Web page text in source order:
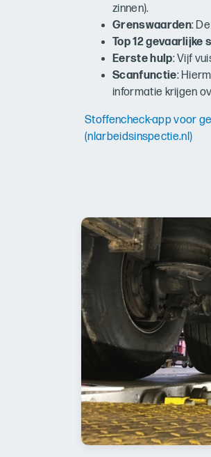
zinnen).
Grenswaarden:
Top 12 gevaarlijke
Eerste hulp: Vijf
Scanfunctie:
informatie krijgen
Stoffencheck-app voor
(nlarbeidsinspectie.nl)